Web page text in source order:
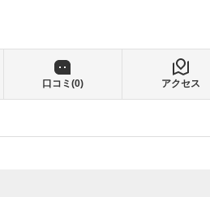
口コミ(0) アクセス